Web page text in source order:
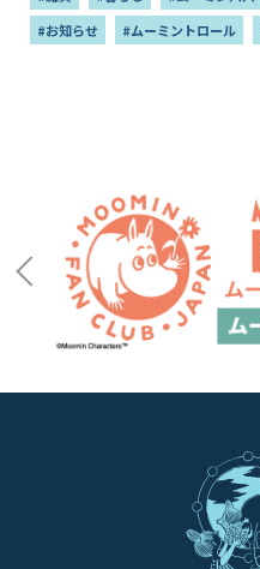
#お知らせ
#ムーミントロール